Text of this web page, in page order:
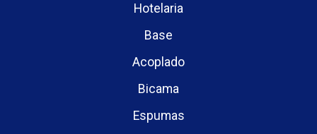
Hotelaria
Base
Acoplado
Bicama
Espumas